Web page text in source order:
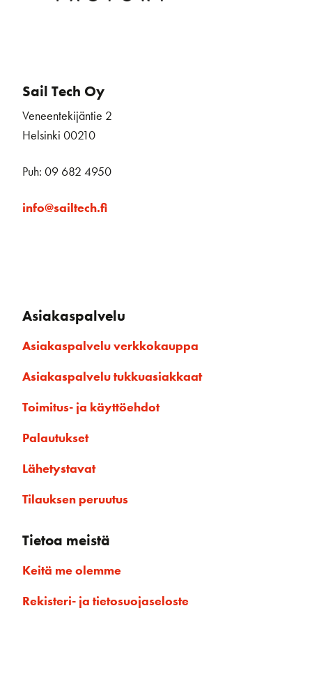
Sail Tech Oy
Veneentekijäntie 2
Helsinki 00210
Puh: 09 682 4950
info@sailtech.fi
Asiakaspalvelu
Asiakaspalvelu verkkokauppa
Asiakaspalvelu tukkuasiakkaat
Toimitus- ja käyttöehdot
Palautukset
Lähetystavat
Tilauksen peruutus
Tietoa meistä
Keitä me olemme
Rekisteri- ja tietosuojaseloste